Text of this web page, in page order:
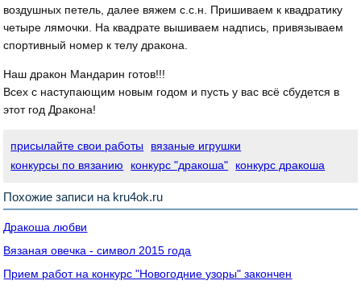
воздушных петель, далее вяжем с.с.н. Пришиваем к квадратику
четыре лямочки. На квадрате вышиваем надпись, привязываем
спортивный номер к телу дракона.
Наш дракон Мандарин готов!!!
Всех с наступающим новым годом и пусть у вас всё сбудется в
этот год Дракона!
присылайте свои работы
вязаные игрушки
конкурсы по вязанию
конкурс "дракоша" конкурс дракоша
Похожие записи на kru4ok.ru
Дракоша любви
Вязаная овечка - символ 2015 года
Прием работ на конкурс "Новогодние узоры" закончен